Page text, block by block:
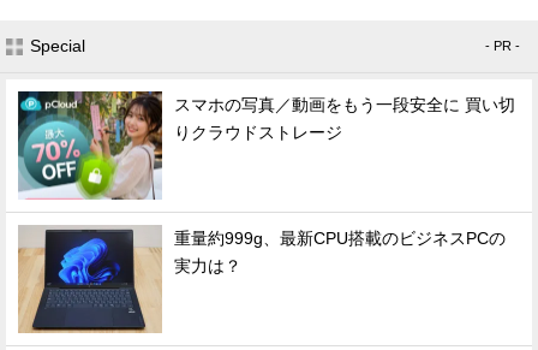
Special - PR -
スマホの写真／動画をもう一段安全に 買い切
りクラウドストレージ
重量約999g、最新CPU搭載のビジネスPCの
実力は？